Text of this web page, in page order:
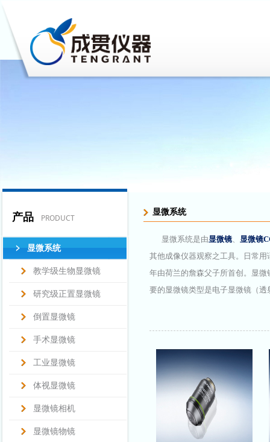
产品 PRODUCT
显微系统
教学级生物显微镜
研究级正置显微镜
倒置显微镜
手术显微镜
工业显微镜
体视显微镜
显微镜相机
显微镜物镜
显微系统
显微系统是由显微镜、 显微镜
其他成像仪器观察之工具。日常
年由荷兰的詹森父子所首创。显
要的显微镜类型是电子显微镜（